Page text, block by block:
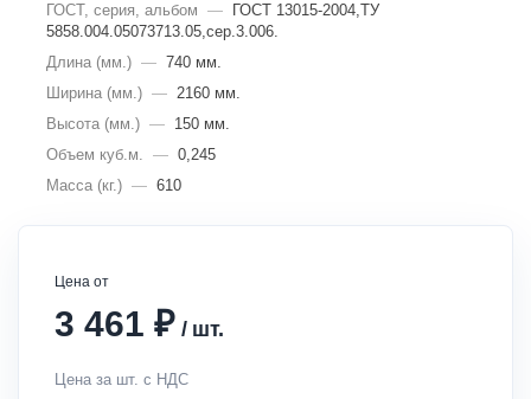
ГОСТ, серия, альбом —
ГОСТ 13015-2004,ТУ
5858.004.05073713.05,сер.3.006.
Длина (мм.) — 740 мм.
Ширина (мм.) — 2160 мм.
Высота (мм.) — 150 мм.
Объем куб.м. — 0,245
Масса (кг.) — 610
Цена от
3 461 ₽ / шт.
Цена за шт. с НДС